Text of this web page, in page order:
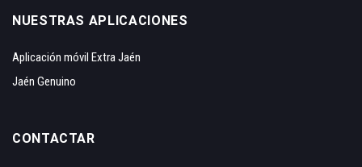
NUESTRAS APLICACIONES
Aplicación móvil Extra Jaén
Jaén Genuino
CONTACTAR